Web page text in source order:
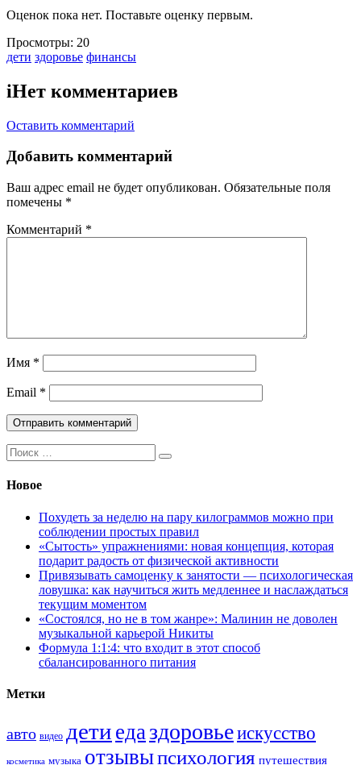
Оценок пока нет. Поставьте оценку первым.
Просмотры: 20
Тэги:
дети здоровье финансы
iНет комментариев
Оставить комментарий
Добавить комментарий
Ваш адрес email не будет опубликован. Обязательные поля
помечены *
Комментарий *
Имя *
Email *
Поиск:
Новое
Похудеть за неделю на пару килограммов можно при
соблюдении простых правил
«Сытость» упражнениями: новая концепция, которая
подарит радость от физической активности
Привязывать самоценку к занятости — психологическая
ловушка: как научиться жить медленнее и наслаждаться
текущим моментом
«Состоялся, но не в том жанре»: Малинин не доволен
музыкальной карьерой Никиты
Формула 1:1:4: что входит в этот способ
сбалансированного питания
Метки
авто видео дети едаздоровьеискусство
косметика музыка отзывыпсихология путешествия